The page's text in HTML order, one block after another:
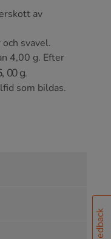
Feedback
av
svavel.
4,00 g. Efter
00 .
som bildas.